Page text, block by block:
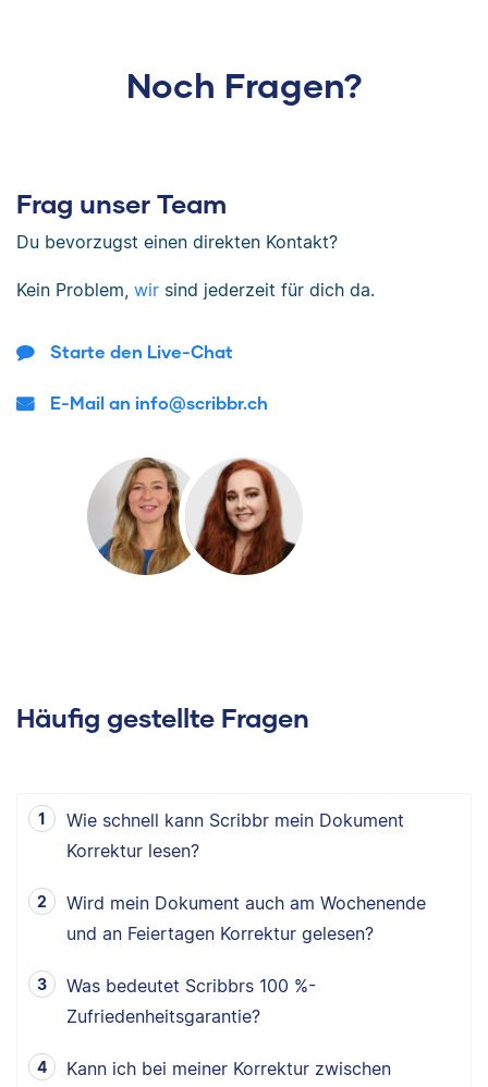
Noch Fragen?
Frag unser Team
Du bevorzugst einen direkten Kontakt?
Kein Problem, wir sind jederzeit für dich da.
Starte den Live-Chat
E-Mail an info@scribbr.ch
Häufig gestellte Fragen
Wie schnell kann Scribbr mein Dokument
Korrektur lesen?
Wird mein Dokument auch am Wochenende
und an Feiertagen Korrektur gelesen?
Was bedeutet Scribbrs 100 %-
Zufriedenheitsgarantie?
Kann ich bei meiner Korrektur zwischen